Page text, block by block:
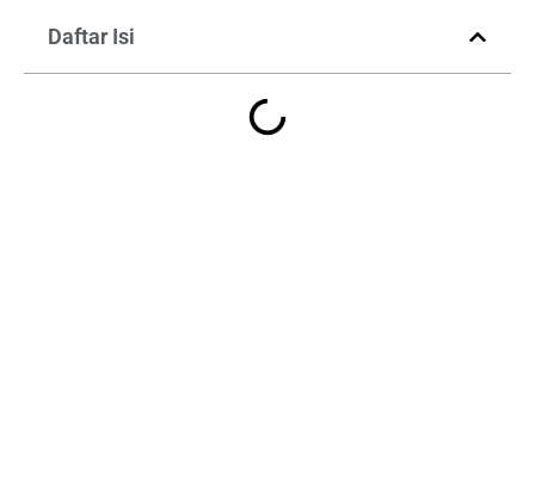
Daftar Isi